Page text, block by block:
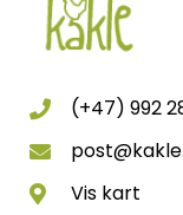
(+47) 992
Vis kart